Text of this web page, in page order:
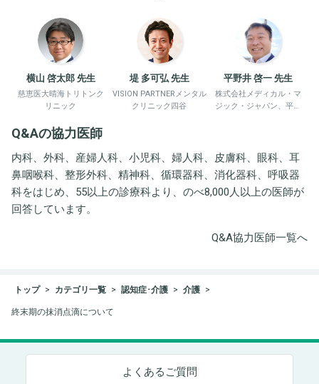
横山 啓太郎 先生
慈恵医大晴海トリトンク
リニック
堤 多可弘 先生
VISION PARTNERメンタル
クリニック四谷
平野井 啓一 先生
株式会社メディカル・マ
ジック・ジャパン、平野
Q&Aの協力医師
内科、外科、産婦人科、小児科、婦人科、皮膚科、眼科、耳
鼻咽喉科、整形外科、精神科、循環器科、消化器科、呼吸器
科をはじめ、55以上の診療科より、のべ8,000人以上の医師が
回答しています。
Q&A協力医師一覧へ
トップ カテゴリ一覧 認知症･介護 介護
終末期の抹消点滴について
よくあるご質問